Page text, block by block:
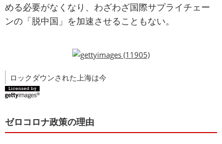
める必要がなくなり、わざわざ国際サプライチェー
ンの「脱中国」を加速させることもない。
ロックダウンされた上海は今
ゼロコロナ政策の理由